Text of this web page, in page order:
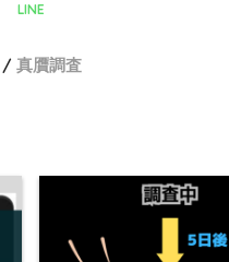
LINE
真贋調査